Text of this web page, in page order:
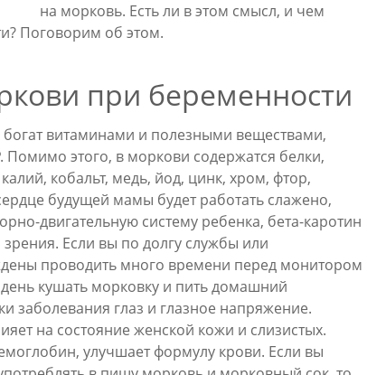
на морковь. Есть ли в этом смысл, и чем
Поговорим об этом.
при беременности
витаминами и полезными веществами,
этого, в моркови содержатся белки,
кобальт, медь, йод, цинк, хром, фтор,
будущей мамы будет работать слажено,
двигательную систему ребенка, бета-каротин
зрения. Если вы по долгу службы или
проводить много времени перед монитором
кушать морковку и пить домашний
заболевания глаз и глазное напряжение.
на состояние женской кожи и слизистых.
улучшает формулу крови. Если вы